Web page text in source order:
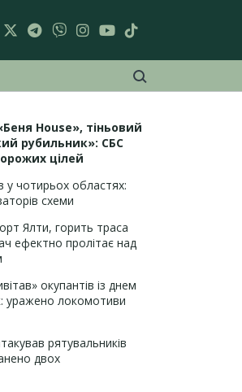
House», тіньовий
рубильник»: СБС
цілей
у чотирьох областях:
схеми
Ялти, горить траса
ефектно пролітає над
окупантів із днем
уражено локомотиви
рятувальників
двох